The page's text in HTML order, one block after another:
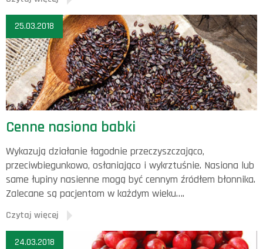
25.03.2018
Cenne nasiona babki
Wykazują działanie łagodnie przeczyszczająco,
przeciwbiegunkowo, osłaniająco i wykrztuśnie. Nasiona lub
same łupiny nasienne mogą być cennym źródłem błonnika.
Zalecane są pacjentom w każdym wieku….
Czytaj więcej
24.03.2018